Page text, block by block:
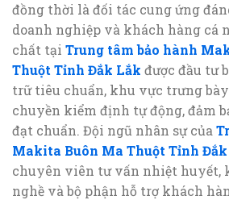
đồng thời là đối tác cung ứng
doanh nghiệp và khách hàng cá
chất tại Trung tâm bảo hành
Thuột Tỉnh Đắk Lắk được đầu tư
trữ tiêu chuẩn, khu vực trưng
chuyền kiểm định tự động, đảm
đạt chuẩn. Đội ngũ nhân sự của
Makita Buôn Ma Thuột Tỉnh
chuyên viên tư vấn nhiệt huyết,
nghề và bộ phận hỗ trợ khách